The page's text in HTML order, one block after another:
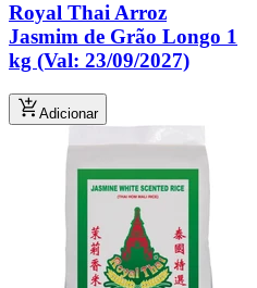
Royal Thai Arroz
Jasmim de Grão Longo 1
kg (Val: 23/09/2027)
Adicionar